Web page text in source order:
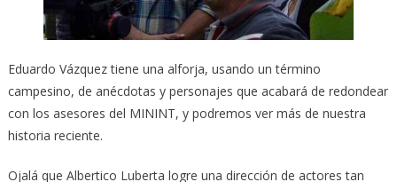
Eduardo Vázquez tiene una alforja, usando un término
campesino, de anécdotas y personajes que acabará de redondear
con los asesores del MININT, y podremos ver más de nuestra
historia reciente.
Ojalá que Albertico Luberta logre una dirección de actores tan